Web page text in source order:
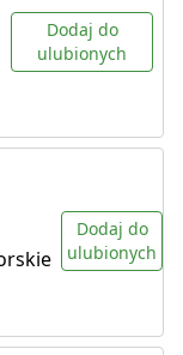
Dodaj do
ulubionych
Dodaj do
ulubionych